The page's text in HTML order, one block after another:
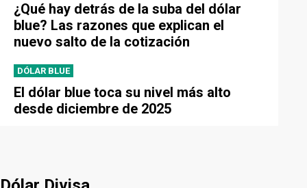
¿Qué hay detrás de la suba del dólar
blue? Las razones que explican el
nuevo salto de la cotización
DÓLAR BLUE
El dólar blue toca su nivel más alto
desde diciembre de 2025